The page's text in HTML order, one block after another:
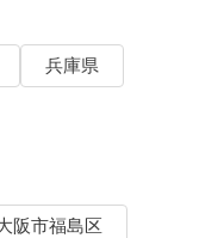
兵庫県
阪市福島区